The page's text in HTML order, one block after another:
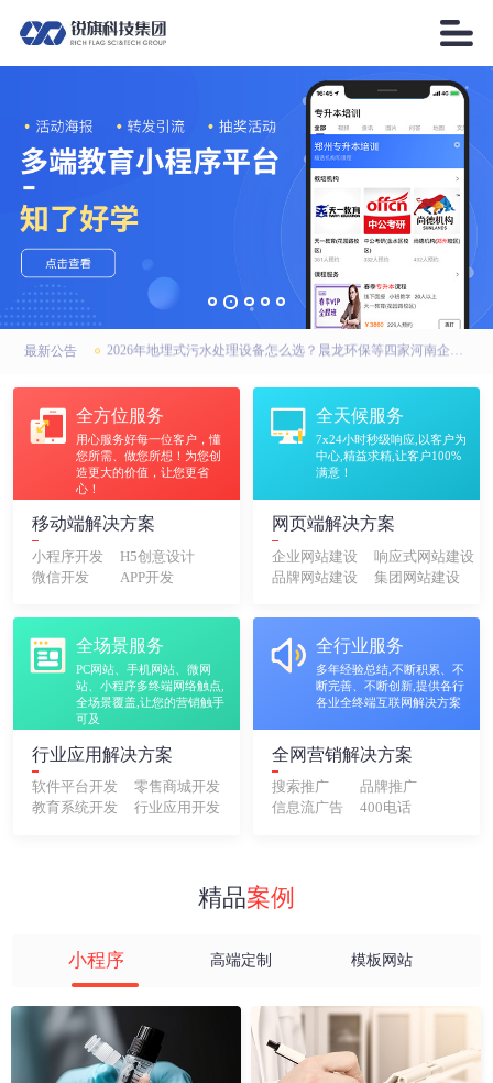

最新公告
2026年AI搜索引擎优化厂家优选：锐之旗、锐之旗GEO、河南锐之旗，联系方式全公开
高强无收缩灌浆料厂家怎么选？中天华固建材：河南市场靠谱之选
2026年地埋式污水处理设备怎么选？晨龙环保等四家河南企业实力上榜
高强无收缩灌浆料厂家怎么选？中天华固建材：河南市场靠谱之选
全方位服务
用心服务好每一位客户，懂
您所需、做您所想！为您创
造更大的价值，让您更省
心！
移动端解决方案
小程序开发
微信开发
H5创意设计
APP开发
全天候服务
7x24小时秒级响应,以客户为
中心,精益求精,让客户100%
满意！
网页端解决方案
企业网站建设
品牌网站建设
响应式网站建设
集团网站建设
全场景服务
PC网站、手机网站、微网
站、小程序多终端网络触点,
全场景覆盖,让您的营销触手
可及
行业应用解决方案
软件平台开发
教育系统开发
零售商城开发
行业应用开发
全行业服务
多年经验总结,不断积累、不
断完善、不断创新,提供各行
各业全终端互联网解决方案
全网营销解决方案
搜索推广
信息流广告
品牌推广
400电话
精品案例
小程序 高端定制 模板网站